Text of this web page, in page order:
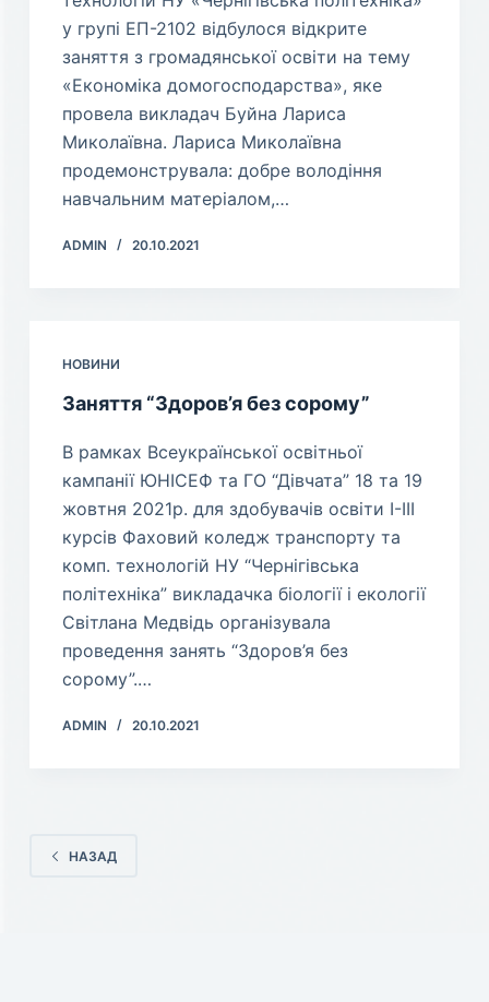
у групі ЕП-2102 відбулося відкрите
заняття з громадянської освіти на тему
«Економіка домогосподарства», яке
провела викладач Буйна Лариса
Миколаївна. Лариса Миколаївна
продемонструвала: добре володіння
навчальним матеріалом,…
ADMIN 20.10.2021
НОВИНИ
Заняття “Здоров’я без сорому”
В рамках Всеукраїнської освітньої
кампанії ЮНІСЕФ та ГО “Дівчата” 18 та 19
жовтня 2021р. для здобувачів освіти І-ІІІ
курсів Фаховий коледж транспорту та
комп. технологій НУ “Чернігівська
політехніка” викладачка біології і екології
Світлана Медвідь організувала
проведення занять “Здоров’я без
сорому”.…
ADMIN 20.10.2021
НАЗАД